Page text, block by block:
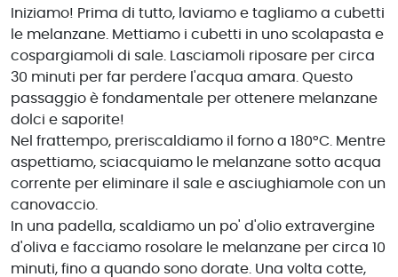
Iniziamo! Prima di tutto, laviamo e tagliamo a cubetti
le melanzane. Mettiamo i cubetti in uno scolapasta e
cospargiamoli di sale. Lasciamoli riposare per circa
30 minuti per far perdere l'acqua amara. Questo
passaggio è fondamentale per ottenere melanzane
dolci e saporite!
Nel frattempo, preriscaldiamo il forno a 180°C. Mentre
aspettiamo, sciacquiamo le melanzane sotto acqua
corrente per eliminare il sale e asciughiamole con un
canovaccio.
In una padella, scaldiamo un po' d'olio extravergine
d'oliva e facciamo rosolare le melanzane per circa 10
minuti, fino a quando sono dorate. Una volta cotte,